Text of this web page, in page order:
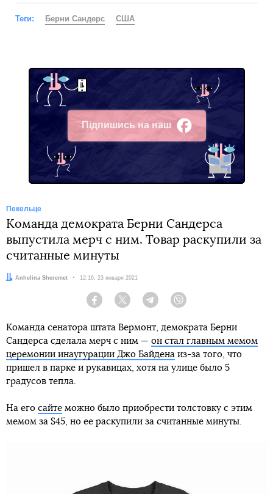
Теги: Берни Сандерс США
Підпишись на наш
Facebook
Пекельце
Команда демократа Берни Сандерса
выпустила мерч с ним. Товар раскупили за
считанные минуты
Автор:
Anhelina Sheremet Дата:
12:16, 23 января 2021
Facebook Twitter Telegram
Команда сенатора штата Вермонт, демократа Берни
Сандерса сделала мерч с ним — он стал главным мемом
церемонии инаугурации Джо Байдена из-за того, что
пришел в парке и рукавицах, хотя на улице было 5
градусов тепла.
На его сайте можно было приобрести толстовку с этим
мемом за $45, но ее раскупили за считанные минуты.